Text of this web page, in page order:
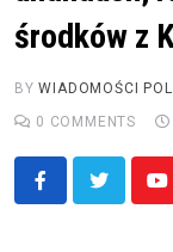
środków z
BYWIADOMOŚCI
0 COMMENTS